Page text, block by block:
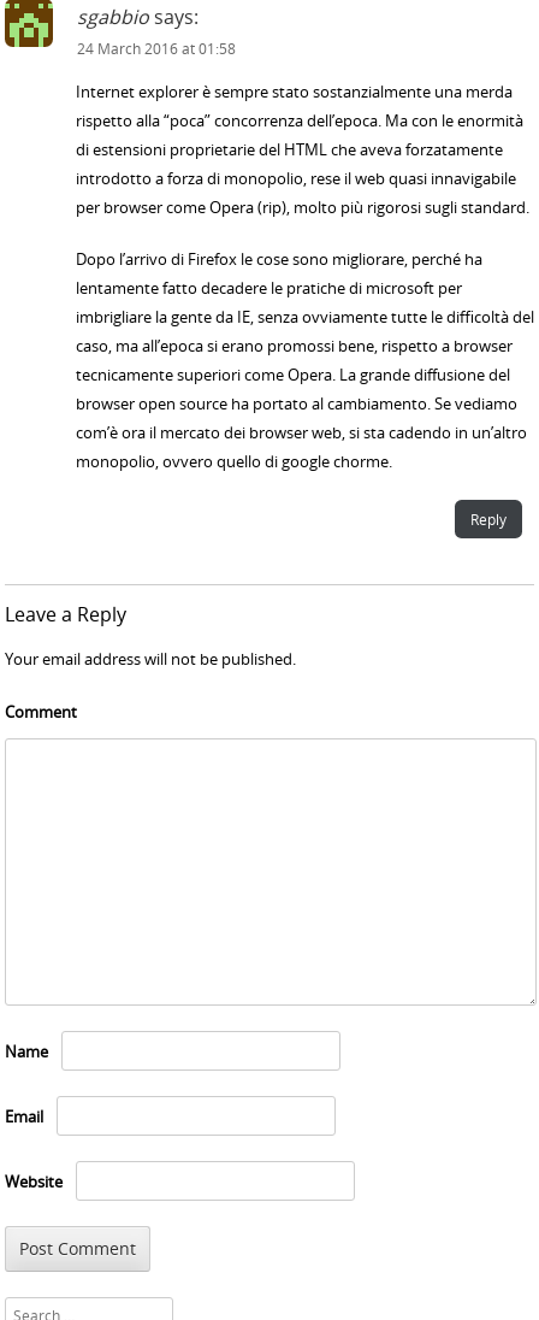
sgabbio says:
24 March 2016 at 01:58
Internet explorer è sempre stato sostanzialmente una merda
rispetto alla “poca” concorrenza dell’epoca. Ma con le enormità
di estensioni proprietarie del HTML che aveva forzatamente
introdotto a forza di monopolio, rese il web quasi innavigabile
per browser come Opera (rip), molto più rigorosi sugli standard.
Dopo l’arrivo di Firefox le cose sono migliorare, perché ha
lentamente fatto decadere le pratiche di microsoft per
imbrigliare la gente da IE, senza ovviamente tutte le difficoltà del
caso, ma all’epoca si erano promossi bene, rispetto a browser
tecnicamente superiori come Opera. La grande diffusione del
browser open source ha portato al cambiamento. Se vediamo
com’è ora il mercato dei browser web, si sta cadendo in un’altro
monopolio, ovvero quello di google chorme.
Reply
Leave a Reply
Your email address will not be published.
Comment
Name
Email
Website
Search